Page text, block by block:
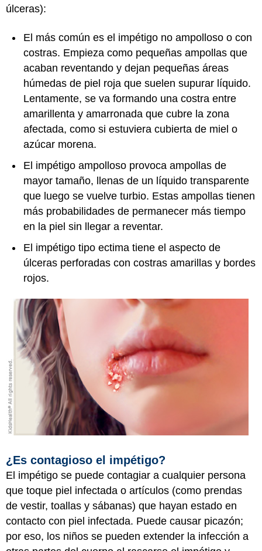
úlceras):
El más común es el impétigo no ampolloso o con
costras. Empieza como pequeñas ampollas que
acaban reventando y dejan pequeñas áreas
húmedas de piel roja que suelen supurar líquido.
Lentamente, se va formando una costra entre
amarillenta y amarronada que cubre la zona
afectada, como si estuviera cubierta de miel o
azúcar morena.
El impétigo ampolloso provoca ampollas de
mayor tamaño, llenas de un líquido transparente
que luego se vuelve turbio. Estas ampollas tienen
más probabilidades de permanecer más tiempo
en la piel sin llegar a reventar.
El impétigo tipo ectima tiene el aspecto de
úlceras perforadas con costras amarillas y bordes
rojos.
¿Es contagioso el impétigo?
El impétigo se puede contagiar a cualquier persona
que toque piel infectada o artículos (como prendas
de vestir, toallas y sábanas) que hayan estado en
contacto con piel infectada. Puede causar picazón;
por eso, los niños se pueden extender la infección a